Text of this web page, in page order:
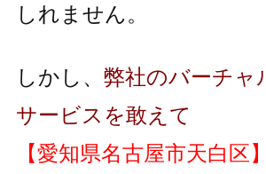
しれません。
しかし、 弊社のバーチャ
サービスを敢えて
【愛知県名古屋市天白区】